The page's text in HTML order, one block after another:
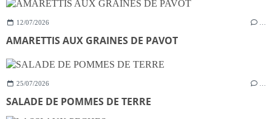
12/07/2026
AMARETTIS AUX GRAINES DE PAVOT
25/07/2026
SALADE DE POMMES DE TERRE